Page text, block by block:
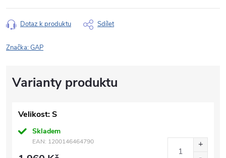
Dotaz k produktu Sdílet
Značka:GAP
Velikost: S
Skladem
EAN: 1200146464790